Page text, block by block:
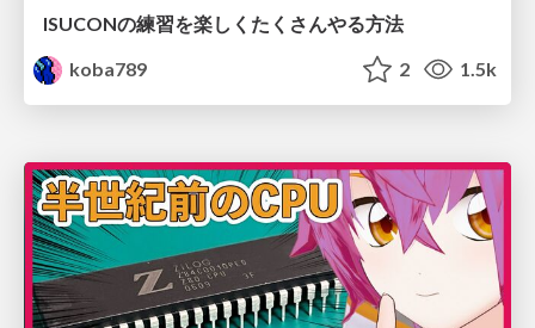
ISUCONの練習を楽しくたくさんやる方法
koba789
2 1.5k